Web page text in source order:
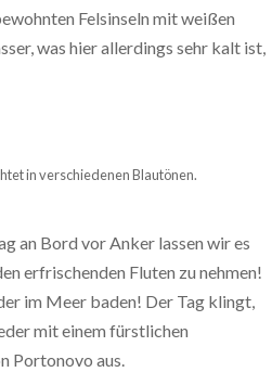
Felsinseln mit weißen
was hier allerdings sehr kalt ist,
in verschiedenen Blautönen.
an Bord vor Anker lassen wir es
erfrischenden Fluten zu nehmen!
im Meer baden! Der Tag klingt,
mit einem fürstlichen
Portonovo aus.